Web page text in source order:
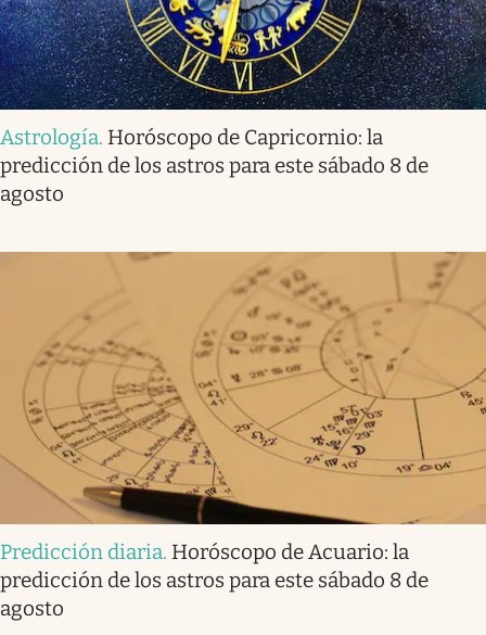
Astrología. Horóscopo de Capricornio: la
predicción de los astros para este sábado 8 de
agosto
Predicción diaria. Horóscopo de Acuario: la
predicción de los astros para este sábado 8 de
agosto